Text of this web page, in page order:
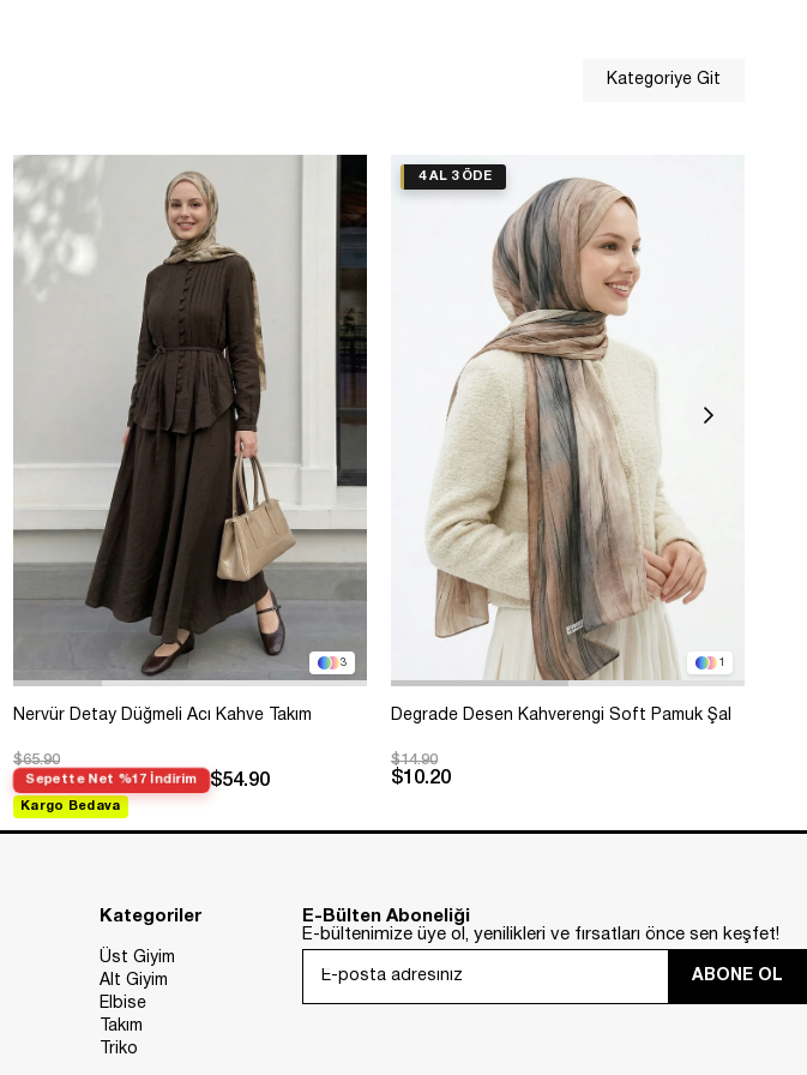
3
Nervür Detay Düğmeli Acı Kahve Takım
$65.90
Sepette Net %17 İndirim $54.90
Kargo Bedava
1
Degrade Desen Kahverengi Soft Pamuk Şal
$14.90
$10.20
4 AL 3 ÖDE
Kategoriye Git
Kategoriler
Üst Giyim
Alt Giyim
Elbise
Takım
Triko
E-Bülten Aboneliği
E-bültenimize üye ol, yenilikleri ve fırsatları önce sen keşfet!
ABONE OL